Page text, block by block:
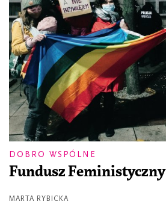
DOBRO WSPÓLNE
Fundusz Feministyczny
MARTA RYBICKA